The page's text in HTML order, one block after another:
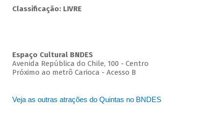
Classificação: LIVRE
Espaço Cultural BNDES
Avenida República do Chile, 100 - Centro
Próximo ao metrô Carioca - Acesso B
Veja as outras atrações do Quintas no BNDES